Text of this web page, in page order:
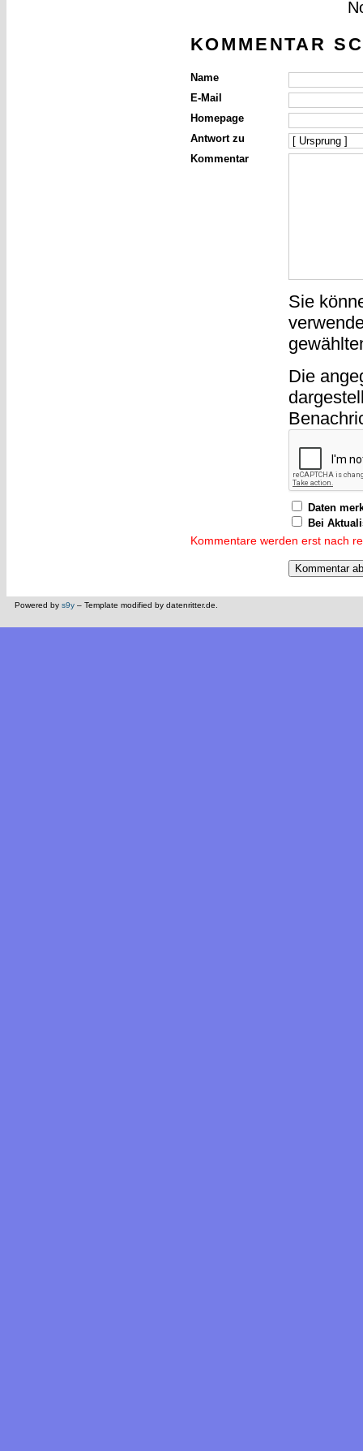
KOMMENTAR
Name
E-Mail
Homepage
Antwort zu
Kommentar
Sie
Die
Daten
Bei
Kommentare werden erst nach
Powered by s9y – Template modified by datenritter.de.